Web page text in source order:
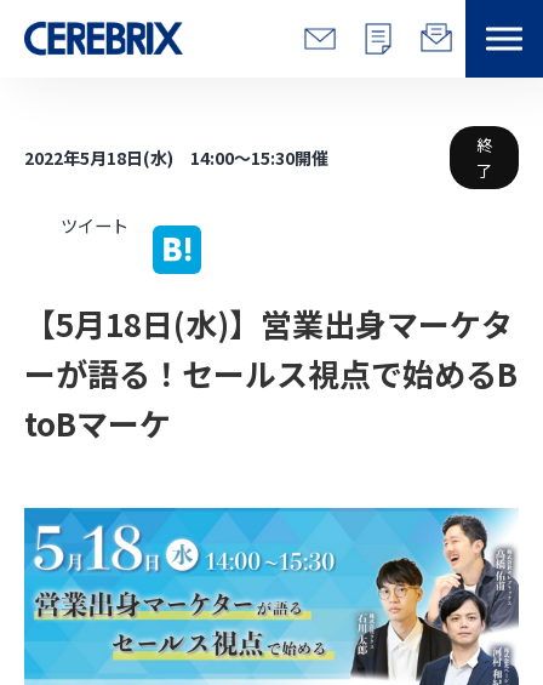
事例
コラム/営総研
会社情報
お役立ち資料
2022年5月18日(水) 14:00～15:30開催
終
了
ツイート
【5月18日(水)】営業出身マーケタ
ーが語る！セールス視点で始めるB
toBマーケ